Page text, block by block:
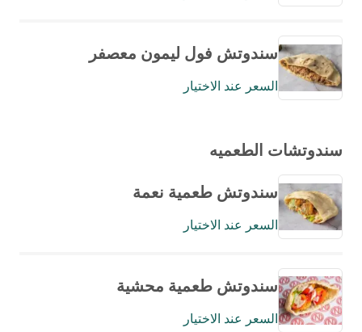
سندوتش فول ليمون معصفر
السعر عند الاختيار
سندوتشات الطعميه
سندوتش طعمية نعمة
السعر عند الاختيار
سندوتش طعمية محشية
السعر عند الاختيار